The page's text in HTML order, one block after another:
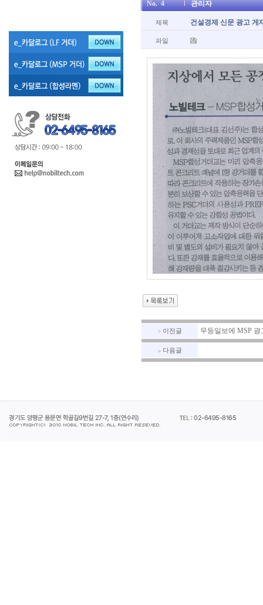
No. 4 관리자
제목 건설경제 신문 광고 게
파일
이전글 무등일보에 MSP 광
다음글